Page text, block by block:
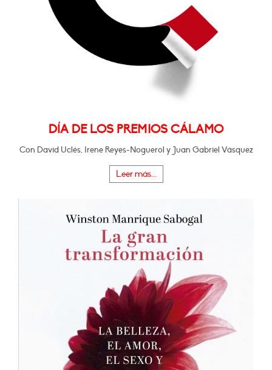
DÍA DE LOS PREMIOS CÁLAMO
Con David Uclés, Irene Reyes-Noguerol y Juan Gabriel Vásquez
Leer más...